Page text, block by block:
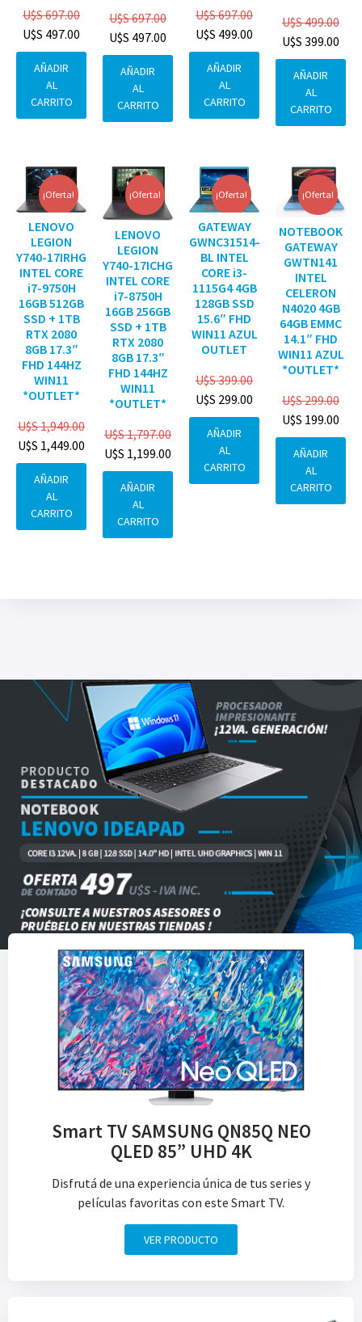
U$S697.00
U$S 497.00
AÑADIR
AL
CARRITO
U$S697.00
U$S 497.00
AÑADIR
AL
CARRITO
U$S697.00
U$S 499.00
AÑADIR
AL
CARRITO
U$S499.00
U$S 399.00
AÑADIR
AL
CARRITO
¡Oferta!
LENOVO
LEGION
Y740-17IRHG
INTEL CORE
i7-9750H
16GB 512GB
SSD + 1TB
RTX 2080
8GB 17.3″
FHD 144HZ
WIN11
*OUTLET*
U$S1,949.00
U$S 1,449.00
AÑADIR
AL
CARRITO
¡Oferta!
LENOVO
LEGION
Y740-17ICHG
INTEL CORE
i7-8750H
16GB 256GB
SSD + 1TB
RTX 2080
8GB 17.3″
FHD 144HZ
WIN11
*OUTLET*
U$S1,797.00
U$S 1,199.00
AÑADIR
AL
CARRITO
¡Oferta!
GATEWAY
GWNC31514-
BL INTEL
CORE i3-
1115G4 4GB
128GB SSD
15.6″ FHD
WIN11 AZUL
OUTLET
U$S399.00
U$S 299.00
AÑADIR
AL
CARRITO
¡Oferta!
NOTEBOOK
GATEWAY
GWTN141
INTEL
CELERON
N4020 4GB
64GB EMMC
14.1″ FHD
WIN11 AZUL
*OUTLET*
U$S299.00
U$S 199.00
AÑADIR
AL
CARRITO
Smart TV SAMSUNG QN85Q NEO
QLED 85” UHD 4K
Disfrutá de una experiencia única de tus series y
películas favoritas con este Smart TV.
VER PRODUCTO